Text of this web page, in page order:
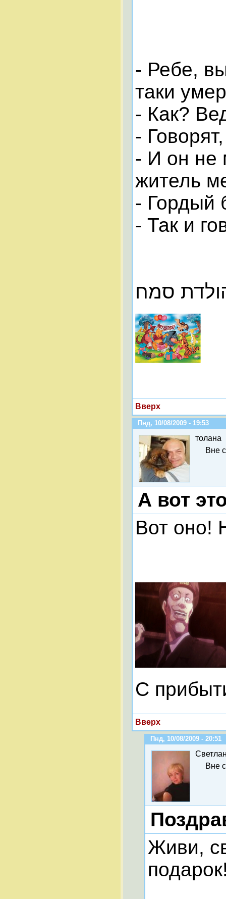
- Ребе,
таки
- Как?
-
- И он не
житель
- Гордый
- Так и
סמח
Вверх
Пнд, 10/08/2009 - 19:53
толана
Вне
А вот
Вот оно!
С
Вверх
Пнд, 10/08/2009 - 20:51
Вне
Живи,